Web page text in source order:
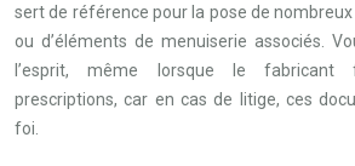
sert de référence pour la pose de
ou d’éléments de menuiserie associés.
l’esprit, même lorsque le fabricant
prescriptions, car en cas de litige, ces
foi.